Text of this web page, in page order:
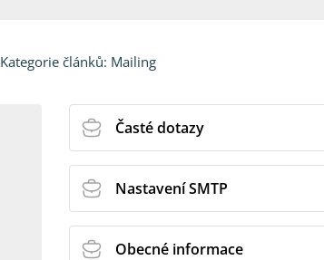
Kategorie článků: Mailing
Časté dotazy
Nastavení SMTP
Obecné informace